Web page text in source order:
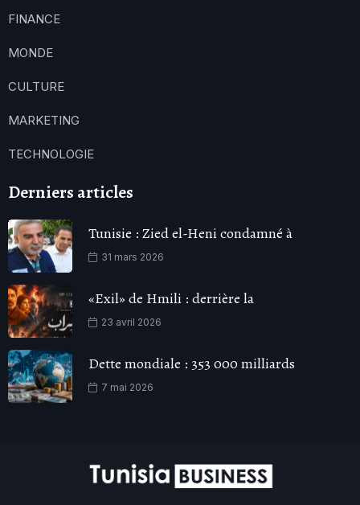
FINANCE
MONDE
CULTURE
MARKETING
TECHNOLOGIE
Derniers articles
Tunisie : Zied el-Heni condamné à
31 mars 2026
«Exil» de Hmili : derrière la
23 avril 2026
Dette mondiale : 353 000 milliards
7 mai 2026